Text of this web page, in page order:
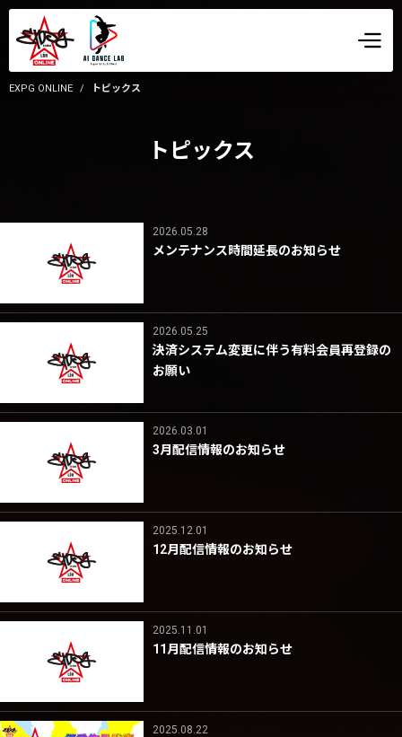
EXPG ONLINE トピックス
トピックス
2026.05.28
メンテナンス時間延長のお知らせ
2026.05.25
決済システム変更に伴う有料会員再登録の
お願い
2026.03.01
3月配信情報のお知らせ
2025.12.01
12月配信情報のお知らせ
2025.11.01
11月配信情報のお知らせ
2025.08.22